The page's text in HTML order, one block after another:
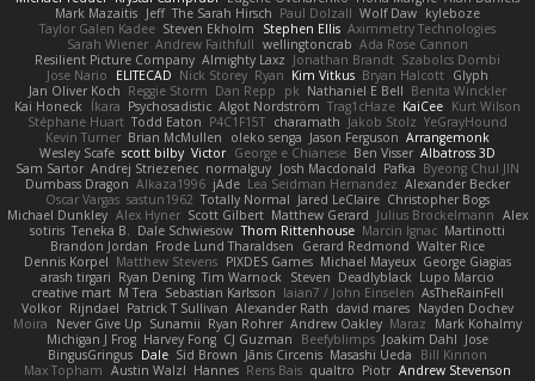
Mark Mazaitis Jeff The Sarah Hirsch Paul Dolzall Wolf Daw kyleboze
Taylor Galen Kadee Steven Ekholm Stephen Ellis Aximmetry Technologies
Sarah Wiener Andrew Faithfull wellingtoncrab Ada Rose Cannon
Resilient Picture Company Almighty Laxz Jonathan Brandt Szabolcs Dombi
Jose Nario
ELITECAD Nick Storey Ryan Kim Vitkus Bryan Halcott Glyph
Jan Oliver Koch Reggie Storm Dan Repp pk Nathaniel E Bell Benita Winckler
Kai Honeck Íkara Psychosadistic Algot Nordström Trag1cHaze KaiCee Kurt Wilson
Stéphane Huart Todd Eaton P4C1F15T charamath Jakob Stolz YeGrayHound
Kevin Turner Brian McMullen oleko senga Jason Ferguson Arrangemonk
Wesley Scafe scott bilby Victor George e Chianese Ben Visser Albatross 3D
Sam Sartor Andrej Striezenec normalguy Josh Macdonald Pafka Byeong Chul JIN
Dumbass Dragon Alkaza1996 jAde Lea Seidman Hernandez Alexander Becker
Oscar Vargas sastun1962 Totally Normal Jared LeClaire Christopher Bogs
Michael Dunkley Alex Hyner Scott Gilbert Matthew Gerard Julius Brockelmann Alex
sotiris Teneka B. Dale Schwiesow Thom Rittenhouse Marcin Ignac Martinotti
Brandon Jordan Frode Lund Tharaldsen Gerard Redmond Walter Rice
Dennis Korpel Matthew Stevens PIXDES Games Michael Mayeux George Giagias
arash tirgari Ryan Dening Tim Warnock Steven Deadlyblack Lupo Marcio
creative mart M Tera Sebastian Karlsson Iaian7 / John Einselen AsTheRainFell
Volkor Rijndael Patrick T Sullivan Alexander Rath david mares Nayden Dochev
Moira
Never Give Up Sunamii Ryan Rohrer Andrew Oakley Maraz
Mark Kohalmy
Michigan J Frog Harvey Fong CJ Guzman Beefyblimps Joakim Dahl Jose
BingusGringus Dale Sid Brown Jānis Circenis Masashi Ueda
Bill Kinnon
Max Topham Austin Walzl Hannes Rens Bais qualtro Piotr Andrew Stevenson